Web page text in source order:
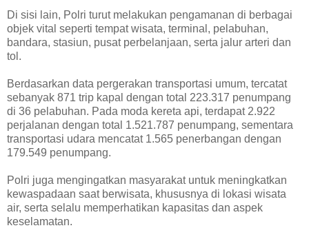
Di sisi lain, Polri turut melakukan pengamanan di berbagai
objek vital seperti tempat wisata, terminal, pelabuhan,
bandara, stasiun, pusat perbelanjaan, serta jalur arteri dan
tol.
Berdasarkan data pergerakan transportasi umum, tercatat
sebanyak 871 trip kapal dengan total 223.317 penumpang
di 36 pelabuhan. Pada moda kereta api, terdapat 2.922
perjalanan dengan total 1.521.787 penumpang, sementara
transportasi udara mencatat 1.565 penerbangan dengan
179.549 penumpang.
Polri juga mengingatkan masyarakat untuk meningkatkan
kewaspadaan saat berwisata, khususnya di lokasi wisata
air, serta selalu memperhatikan kapasitas dan aspek
keselamatan.